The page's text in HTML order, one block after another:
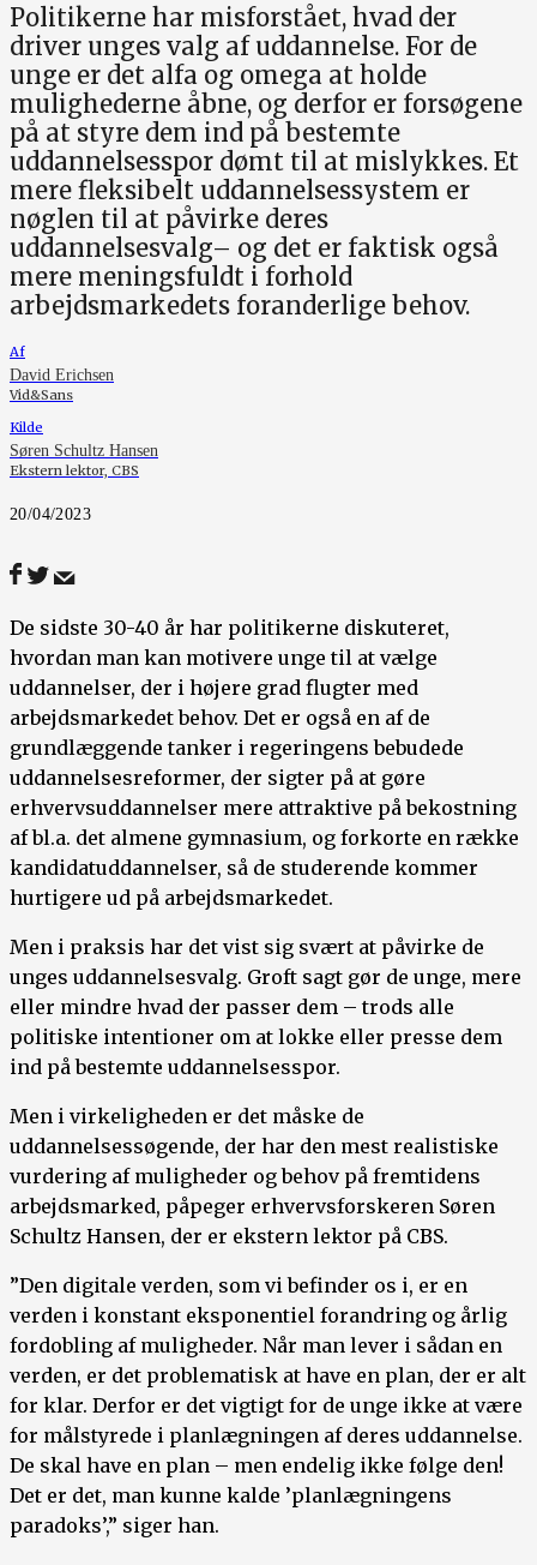
Politikerne har misforstået, hvad der
driver unges valg af uddannelse. For de
unge er det alfa og omega at holde
mulighederne åbne, og derfor er forsøgene
på at styre dem ind på bestemte
uddannelsesspor dømt til at mislykkes. Et
mere fleksibelt uddannelsessystem er
nøglen til at påvirke deres
uddannelsesvalg– og det er faktisk også
mere meningsfuldt i forhold
arbejdsmarkedets foranderlige behov.
Af
David Erichsen
Vid&Sans
Kilde
Søren Schultz Hansen
Ekstern lektor, CBS
20/04/2023
De sidste 30-40 år har politikerne diskuteret,
hvordan man kan motivere unge til at vælge
uddannelser, der i højere grad flugter med
arbejdsmarkedet behov. Det er også en af de
grundlæggende tanker i regeringens bebudede
uddannelsesreformer, der sigter på at gøre
erhvervsuddannelser mere attraktive på bekostning
af bl.a. det almene gymnasium, og forkorte en række
kandidatuddannelser, så de studerende kommer
hurtigere ud på arbejdsmarkedet.
Men i praksis har det vist sig svært at påvirke de
unges uddannelsesvalg. Groft sagt gør de unge, mere
eller mindre hvad der passer dem – trods alle
politiske intentioner om at lokke eller presse dem
ind på bestemte uddannelsesspor.
Men i virkeligheden er det måske de
uddannelsessøgende, der har den mest realistiske
vurdering af muligheder og behov på fremtidens
arbejdsmarked, påpeger erhvervsforskeren Søren
Schultz Hansen, der er ekstern lektor på CBS.
”Den digitale verden, som vi befinder os i, er en
verden i konstant eksponentiel forandring og årlig
fordobling af muligheder. Når man lever i sådan en
verden, er det problematisk at have en plan, der er alt
for klar. Derfor er det vigtigt for de unge ikke at være
for målstyrede i planlægningen af deres uddannelse.
De skal have en plan – men endelig ikke følge den!
Det er det, man kunne kalde ’planlægningens
paradoks’,” siger han.